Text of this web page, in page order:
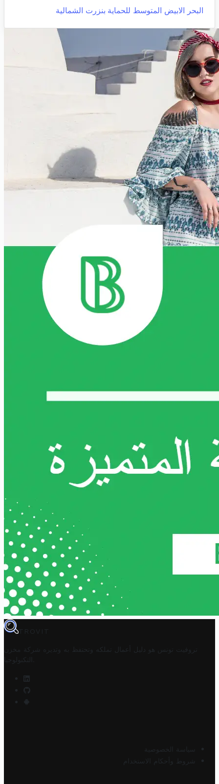
البحر الابيض المتوسط للحماية بنزرت الشمالية
TROVIT
تروفيت تونس هو دليل أعمال تملكه وتحتفظ به وتديره
شركة مخزن
التكنولوجيا
سياسة الخصوصية
شروط وأحكام الاستخدام